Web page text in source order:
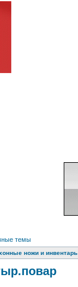
темы
ножи и инвентарь